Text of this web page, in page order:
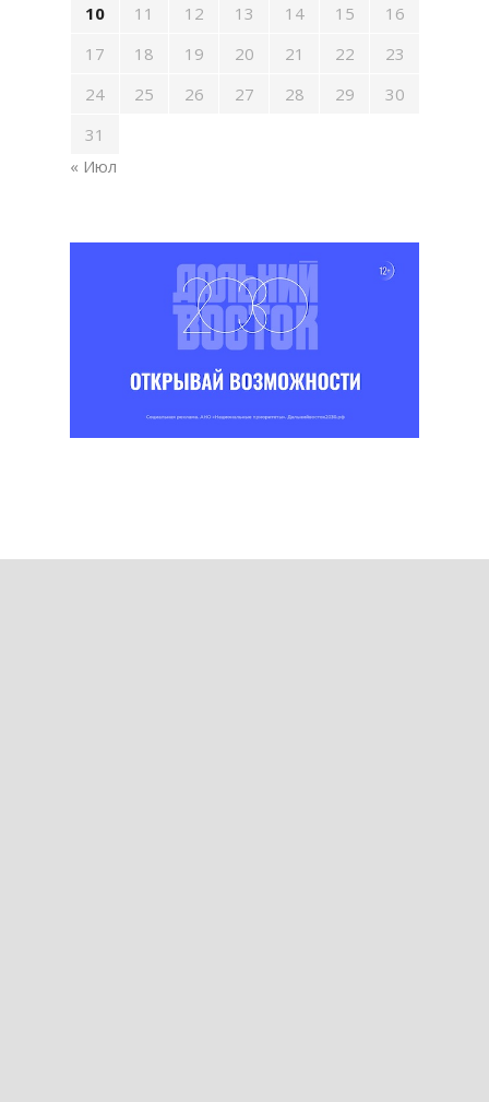
10
11 12 13 14 15
16
17
18 19 20 21 22
23
24
25 26 27 28 29
30
31
« Июл